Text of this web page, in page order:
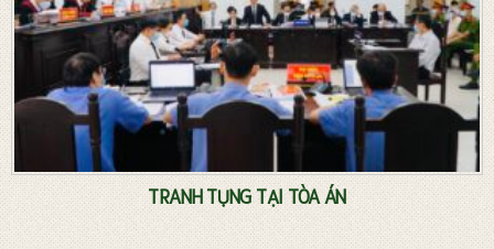
TRANH TỤNG TẠI TÒA ÁN